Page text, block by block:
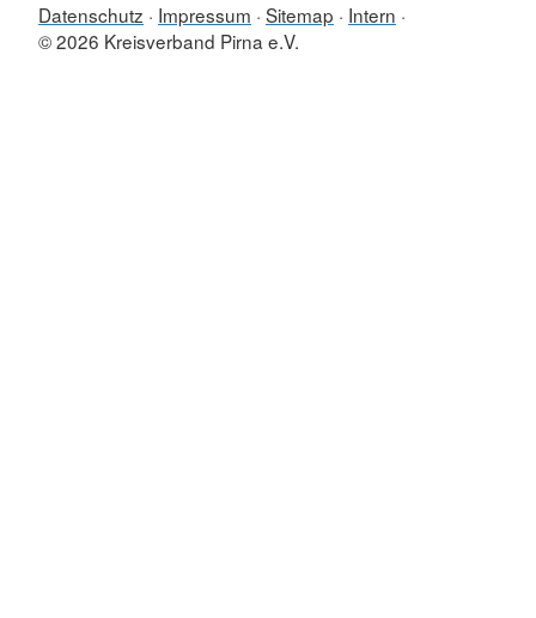
Datenschutz Impressum Sitemap
Intern
© 2026 Kreisverband Pirna e.V.